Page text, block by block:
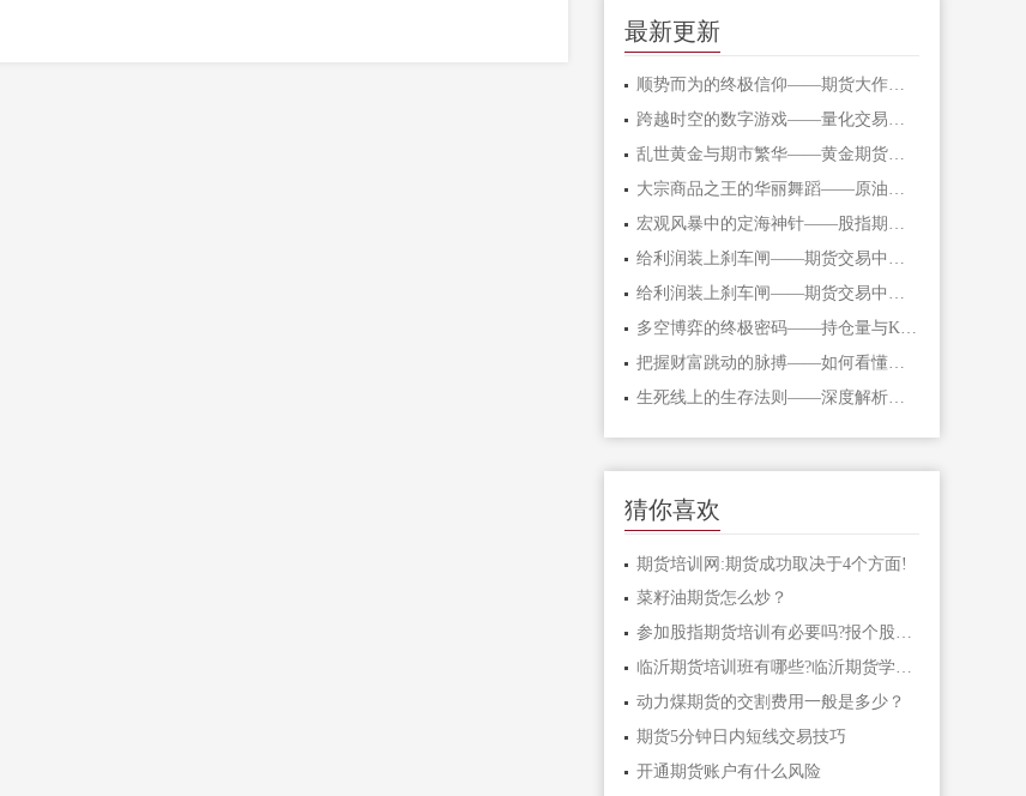
最新更新
顺势而为的终极信仰——期货大作手的修
跨越时空的数字游戏——量化交易在期货
乱世黄金与期市繁华——黄金期货的避险
大宗商品之王的华丽舞蹈——原油期货的
宏观风暴中的定海神针——股指期货的对
给利润装上刹车闸——期货交易中不可逾
把握财富跳动的脉搏——如何看懂期货主
生死线上的生存法则——深度解析期货爆
猜你喜欢
期货培训网:期货成功取决于4个方面!
菜籽油期货怎么炒？
参加股指期货培训有必要吗?报个股指期货
临沂期货培训班有哪些?临沂期货学习课程
动力煤期货的交割费用一般是多少？
期货5分钟日内短线交易技巧
开通期货账户有什么风险